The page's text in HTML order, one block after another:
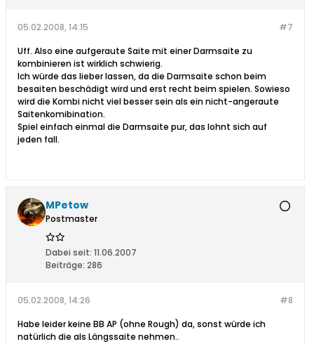
#7
05.02.2008, 14:15
Uff. Also eine aufgeraute Saite mit einer Darmsaite zu
kombinieren ist wirklich schwierig.
Ich würde das lieber lassen, da die Darmsaite schon beim
besaiten beschädigt wird und erst recht beim spielen. Sowieso
wird die Kombi nicht viel besser sein als ein nicht-angeraute
Saitenkomibination.
Spiel einfach einmal die Darmsaite pur, das lohnt sich auf
jeden fall.
MPetow
Postmaster
Dabei seit: 11.06.2007
Beiträge: 286
#8
05.02.2008, 14:26
Habe leider keine BB AP (ohne Rough) da, sonst würde ich
natürlich die als Längssaite nehmen..